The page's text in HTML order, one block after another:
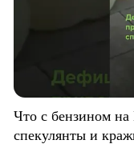
Что с бензином
спекулянты и